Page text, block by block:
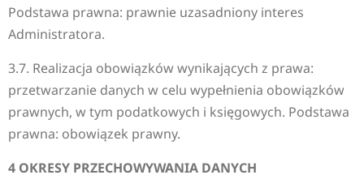
Podstawa prawna: prawnie uzasadniony interes
Administratora.
3.7. Realizacja obowiązków wynikających z prawa:
przetwarzanie danych w celu wypełnienia obowiązków
prawnych, w tym podatkowych i księgowych. Podstawa
prawna: obowiązek prawny.
4 OKRESY PRZECHOWYWANIA DANYCH